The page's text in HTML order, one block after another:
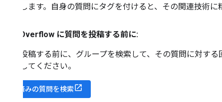
を追加します。自身の質問にタグを付けると、その関連技術
Stack Overflow に質問を投稿する前に:
質問を投稿する前に、グループを検索して、その質問に対す
を確認してください。
投稿済みの質問を検索